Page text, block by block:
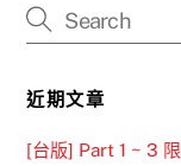
近期文章
[台版] Part 1 ~ 3